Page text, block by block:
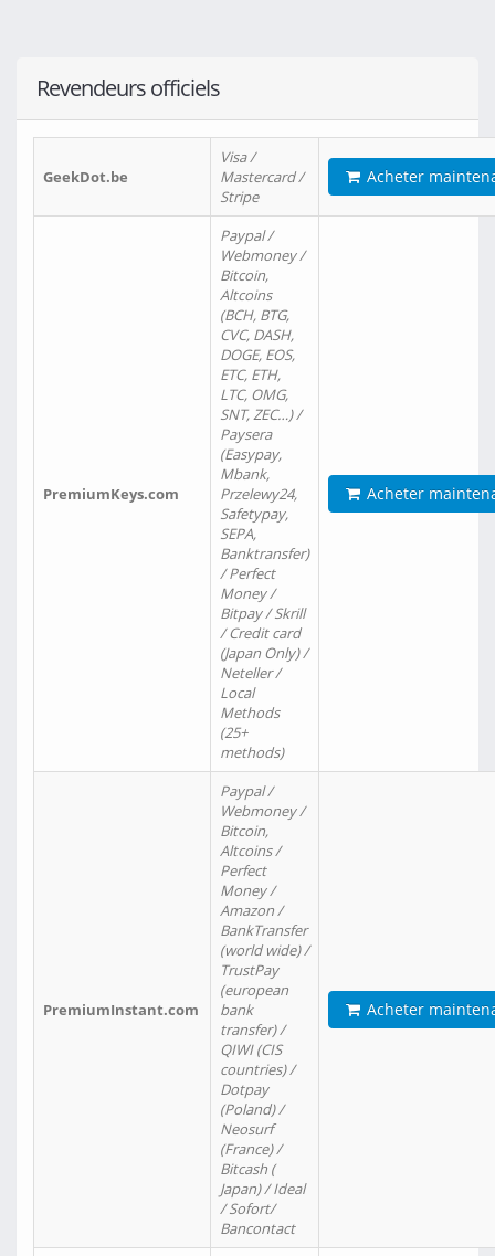
Revendeurs officiels
GeekDot.be
Visa /
Mastercard /
Stripe
Acheter
PremiumKeys.com
Paypal /
Webmoney /
Bitcoin,
Altcoins
(BCH, BTG,
CVC, DASH,
DOGE, EOS,
ETC, ETH,
LTC, OMG,
SNT, ZEC…) /
Paysera
(Easypay,
Mbank,
Przelewy24,
Safetypay,
SEPA,
Banktransfer)
/ Perfect
Money /
Bitpay / Skrill
/ Credit card
(Japan Only) /
Neteller /
Local
Methods
(25+
methods)
Acheter
PremiumInstant.com
Paypal /
Webmoney /
Bitcoin,
Altcoins /
Perfect
Money /
Amazon /
BankTransfer
(world wide) /
TrustPay
(european
bank
transfer) /
QIWI (CIS
countries) /
Dotpay
(Poland) /
Neosurf
(France) /
Bitcash (
Japan) / Ideal
/ Sofort/
Bancontact
Acheter